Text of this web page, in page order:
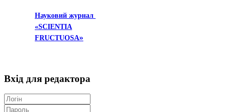
Науковий журнал
«SCIENTIA
FRUCTUOSA»
Вхід для редактора